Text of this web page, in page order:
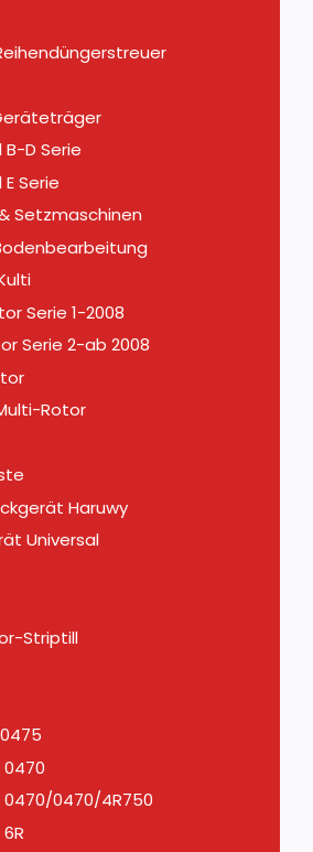
B-D Serie
E Serie
Setzmaschinen
Serie 1-2008
Serie 2-ab 2008
Rotor
Haruwy
Universal
Striptill
0470
0470/0470/4R750